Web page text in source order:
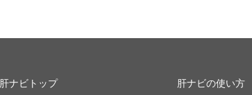
肝ナビトップ 肝ナビの使い方